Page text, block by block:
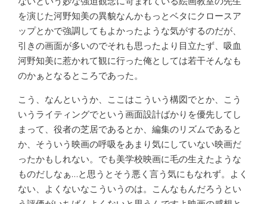
を演じた河野知美の異貌なんかもっとベタにクロースア
ップとかで強調してもよかったような気がするのだが、
引きの画面が多いのでそれも思ったより目立たず、吸血
河野知美に惹かれて観に行った俺としては若干そんなも
のかぁとなるところであった。
こう、なんというか、ここはこういう構図でとか、こう
いうライティングでという画面設計ばかりを優先してし
まって、役者の芝居であるとか、編集のリズムであると
か、そういう映画の呼吸をあまり気にしていない映画だ
ったかもしれない。でも美学校映画に毛の生えたような
ものだしなぁ…と思うとそう悪く言う気にもなれず。よく
ない、よくないなこういうのは。こんなもんだろうとい